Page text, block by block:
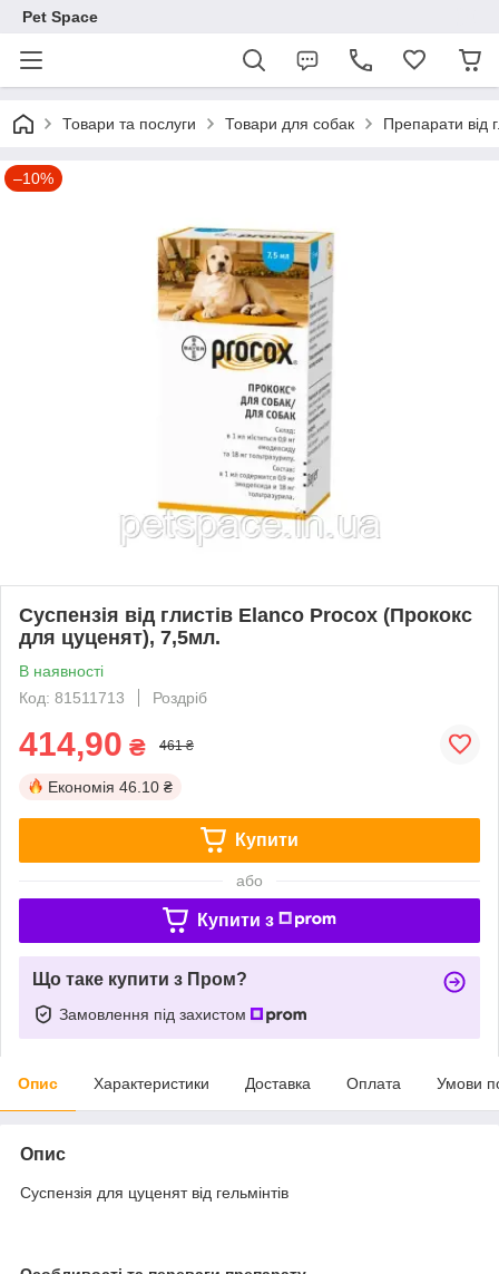
Pet Space
Товари та послуги Товари для собак Препарати від
–10%
Суспензія від глистів Elanco Procox (Прококс
для цуценят), 7,5мл.
В наявності
Код: 81511713
Роздріб
414,90 ₴ 461 ₴
Економія 46.10 ₴
Купити
або
Купити з
Що таке купити з Пром?
Замовлення під захистом
Опис Характеристики Доставка Оплата Умови
Опис
Суспензія для цуценят від гельмінтів